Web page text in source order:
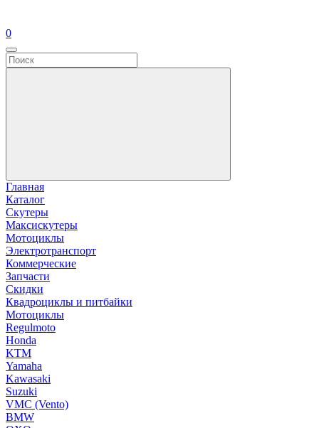
0
Главная
Каталог
Скутеры
Максискутеры
Мотоциклы
Электротранспорт
Коммерческие
Запчасти
Скидки
Квадроциклы и питбайки
Мотоциклы
Regulmoto
Honda
KTM
Yamaha
Kawasaki
Suzuki
VMC (Vento)
BMW